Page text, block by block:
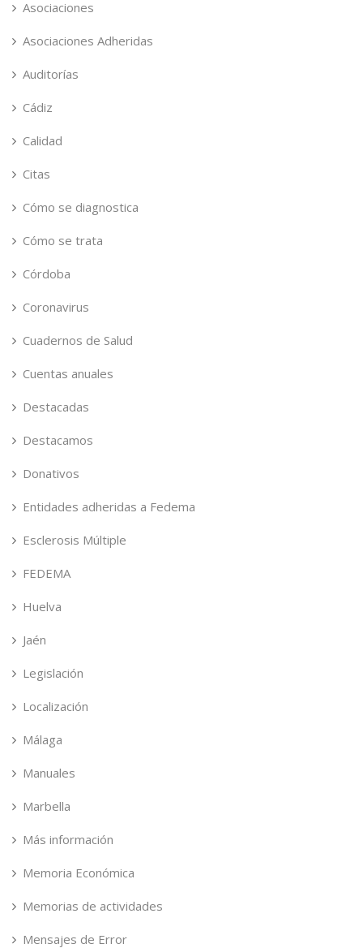
Asociaciones
Asociaciones Adheridas
Auditorías
Cádiz
Calidad
Citas
Cómo se diagnostica
Cómo se trata
Córdoba
Coronavirus
Cuadernos de Salud
Cuentas anuales
Destacadas
Destacamos
Donativos
Entidades adheridas a Fedema
Esclerosis Múltiple
FEDEMA
Huelva
Jaén
Legislación
Localización
Málaga
Manuales
Marbella
Más información
Memoria Económica
Memorias de actividades
Mensajes de Error